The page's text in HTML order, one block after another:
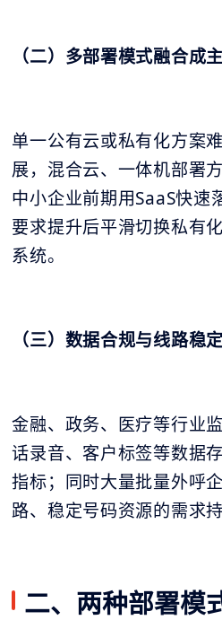
（二）多部署模式融合成
单一公有云或私有化方案
展，混合云、一体机部署
中小企业前期用SaaS快速
要求提升后平滑切换私有
系统。
（三）数据合规与线路稳
金融、政务、医疗等行业
话录音、客户标签等数据
指标；同时大量批量外呼
路、稳定号码资源的需求持
二、两种部署模